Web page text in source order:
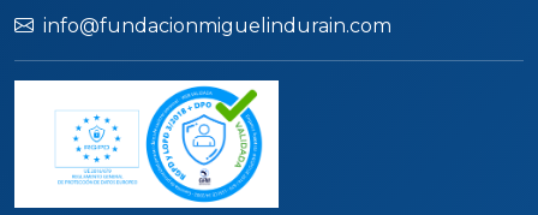
info@fundacionmiguelindurain.com